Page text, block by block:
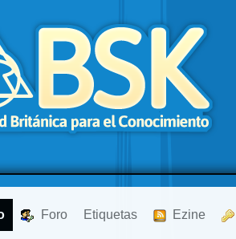
Foro Etiquetas Ezine